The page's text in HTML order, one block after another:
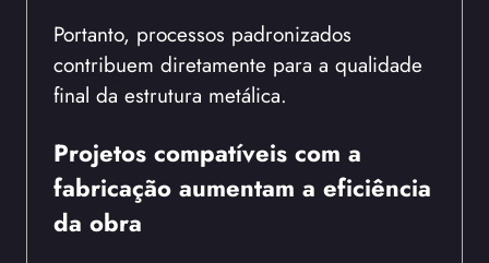
Portanto, processos padronizados
contribuem diretamente para a qualidade
final da estrutura metálica.
Projetos compatíveis com a
fabricação aumentam a eficiência
da obra